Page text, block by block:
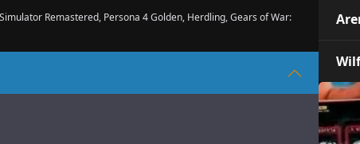
Remastered, Persona 4 Golden, Herdling, Gears of War: